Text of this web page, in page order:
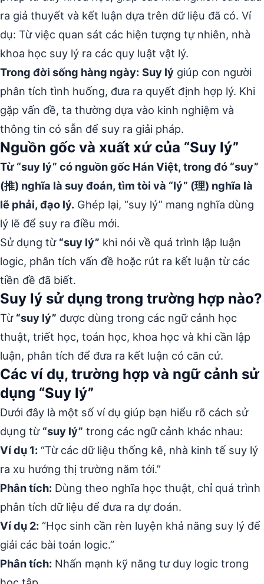
ra giả thuyết và kết luận dựa trên dữ liệu đã có. Ví
dụ: Từ việc quan sát các hiện tượng tự nhiên, nhà
khoa học suy lý ra các quy luật vật lý.
Trong đời sống hàng ngày: Suy lý giúp con người
phân tích tình huống, đưa ra quyết định hợp lý. Khi
gặp vấn đề, ta thường dựa vào kinh nghiệm và
thông tin có sẵn để suy ra giải pháp.
Nguồn gốc và xuất xứ của “Suy lý”
Từ “suy lý” có nguồn gốc Hán Việt, trong đó “suy”
(推) nghĩa là suy đoán, tìm tòi và “lý” (理) nghĩa là
lẽ phải, đạo lý. Ghép lại, “suy lý” mang nghĩa dùng
lý lẽ để suy ra điều mới.
Sử dụng từ “suy lý” khi nói về quá trình lập luận
logic, phân tích vấn đề hoặc rút ra kết luận từ các
tiền đề đã biết.
Suy lý sử dụng trong trường hợp nào?
Từ “suy lý” được dùng trong các ngữ cảnh học
thuật, triết học, toán học, khoa học và khi cần lập
luận, phân tích để đưa ra kết luận có căn cứ.
Các ví dụ, trường hợp và ngữ cảnh sử
dụng “Suy lý”
Dưới đây là một số ví dụ giúp bạn hiểu rõ cách sử
dụng từ “suy lý” trong các ngữ cảnh khác nhau:
Ví dụ 1: “Từ các dữ liệu thống kê, nhà kinh tế suy lý
ra xu hướng thị trường năm tới.”
Phân tích: Dùng theo nghĩa học thuật, chỉ quá trình
phân tích dữ liệu để đưa ra dự đoán.
Ví dụ 2: “Học sinh cần rèn luyện khả năng suy lý để
giải các bài toán logic.”
Phân tích: Nhấn mạnh kỹ năng tư duy logic trong